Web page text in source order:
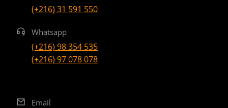
(+216) 31 591 550
Whatsapp
(+216) 98 354 535
(+216) 97 078 078
Email